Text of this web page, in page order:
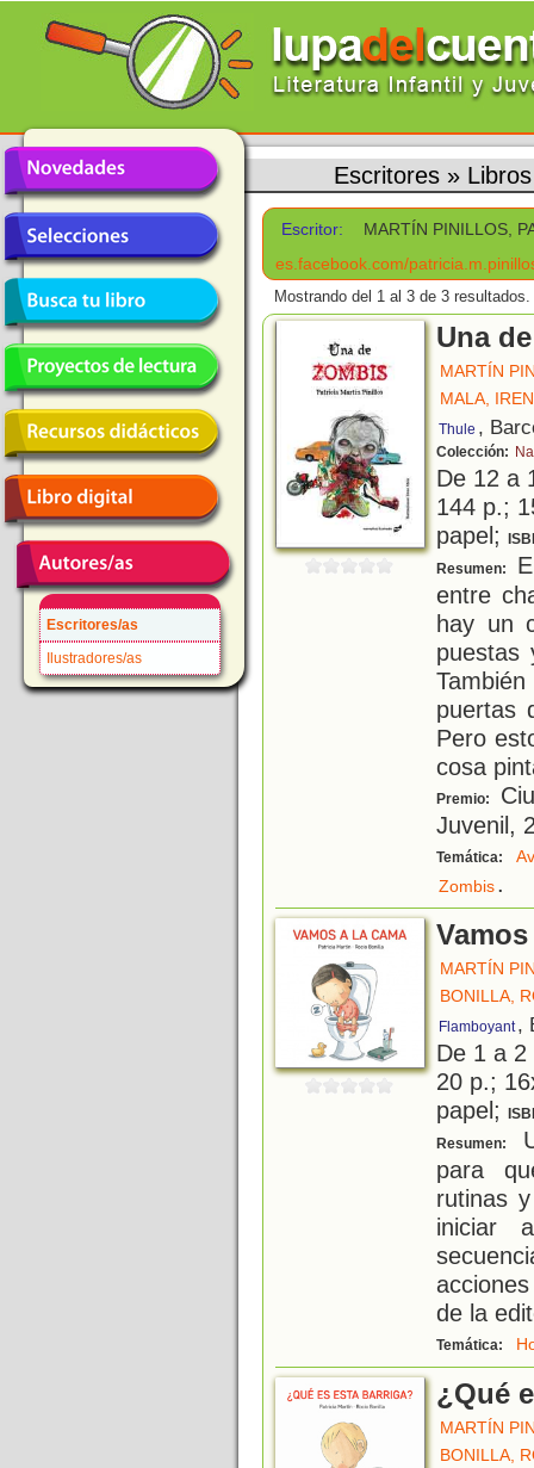
Escritores/as
Ilustradores/as
Escritores »
Escritor:
MARTÍN PINILLOS,
es.facebook.com/
Mostrando del 1 al 3 de 3 resultados.
Una
MARTÍN
MALA,
Thule ,
Colección:
De 12 a
144 p.;
papel;
Resumen:
entre
hay un
puestas
puertas
Pero
cosa
Premio:
Juvenil,
Temática:
Zombis.
MARTÍN
BONILLA,
Flamboyant ,
De 1 a
20 p.;
papel;
Resumen:
para
rutinas
iniciar
de la
Temática:
¿Qué
MARTÍN
BONILLA,